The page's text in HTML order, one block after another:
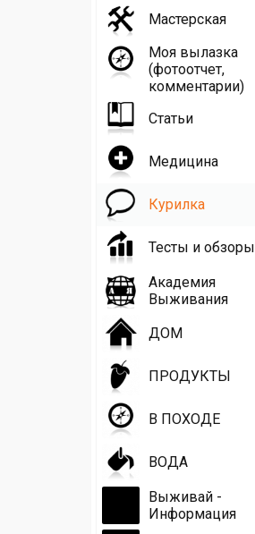
Мастерская
Моя вылазка
(фотоотчет,
комментарии)
Статьи
Медицина
Курилка
Тесты и обзоры
Академия
Выживания
ДОМ
ПРОДУКТЫ
В ПОХОДЕ
ВОДА
Выживай -
Информация